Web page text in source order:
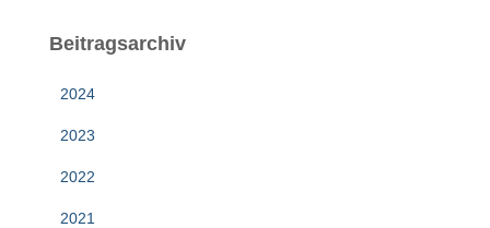
Beitragsarchiv
2024
2023
2022
2021